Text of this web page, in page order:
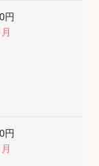
円
円